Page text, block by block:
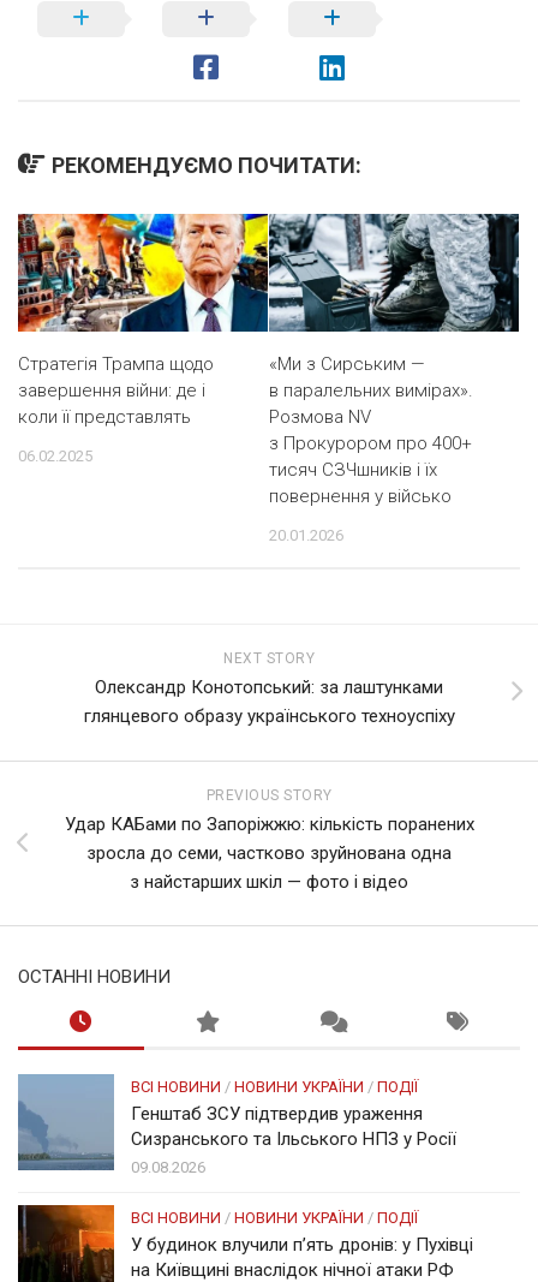
РЕКОМЕНДУЄМО ПОЧИТАТИ:
Стратегія Трампа щодо
завершення війни: де і
коли її представлять
06.02.2025
«Ми з Сирським —
в паралельних вимірах».
Розмова NV
з Прокурором про 400+
тисяч СЗЧшників і їх
повернення у військо
20.01.2026
NEXT STORY
Олександр Конотопський: за лаштунками
глянцевого образу українського техноуспіху
PREVIOUS STORY
Удар КАБами по Запоріжжю: кількість поранених
зросла до семи, частково зруйнована одна
з найстарших шкіл — фото і відео
ОСТАННІ НОВИНИ
ВСІ НОВИНИ / НОВИНИ УКРАЇНИ / ПОДІЇ
Генштаб ЗСУ підтвердив ураження
Сизранського та Ільського НПЗ у Росії
09.08.2026
ВСІ НОВИНИ / НОВИНИ УКРАЇНИ / ПОДІЇ
У будинок влучили п’ять дронів: у Пухівці
на Київщині внаслідок нічної атаки РФ